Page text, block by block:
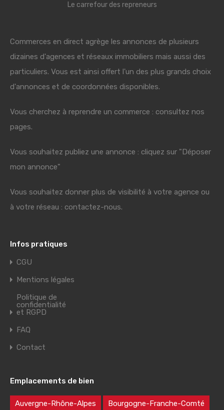
Le carrefour des repreneurs
Commerces en direct agrège les annonces de plusieurs
dizaines d'agences et réseaux immobiliers mais aussi des
particuliers. Vous est ainsi offert l'un des plus grands choix
d'annonces et de coordonnées disponibles.
Vous cherchez à reprendre un commerce : consultez nos
pages.
Vous souhaitez publiez une annonce : cliquez sur "Déposer
mon annonce"
Vous souhaitez donner plus de visibilité à votre agence ou
à votre réseau : contactez-nous.
Infos pratiques
CGU
Mentions légales
Politique de
confidentialité
et RGPD
FAQ
Contact
Emplacements de bien
Auvergne-Rhône-Alpes Bourgogne-Franche-Comté